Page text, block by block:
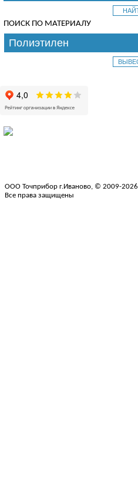
ПОИСК ПО МАТЕРИАЛУ
ООО Точприбор г.Иваново, © 2009-2026
Все права защищены